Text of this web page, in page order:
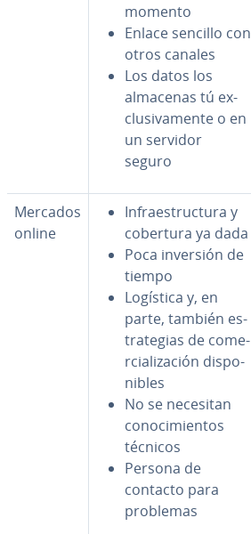
momento
Enlace sencillo con
otros canales
Los datos los
almacenas tú ex­
clu­si­va­me­n­te o en
un servidor
seguro
Mercados
online
In­frae­s­tru­c­tu­ra y
cobertura ya dada
Poca inversión de
tiempo
Logística y, en
parte, también es­
tra­te­gias de co­me­
r­cia­li­za­ción di­s­po­
ni­bles
No se necesitan
co­no­ci­mie­n­tos
técnicos
Persona de
contacto para
problemas